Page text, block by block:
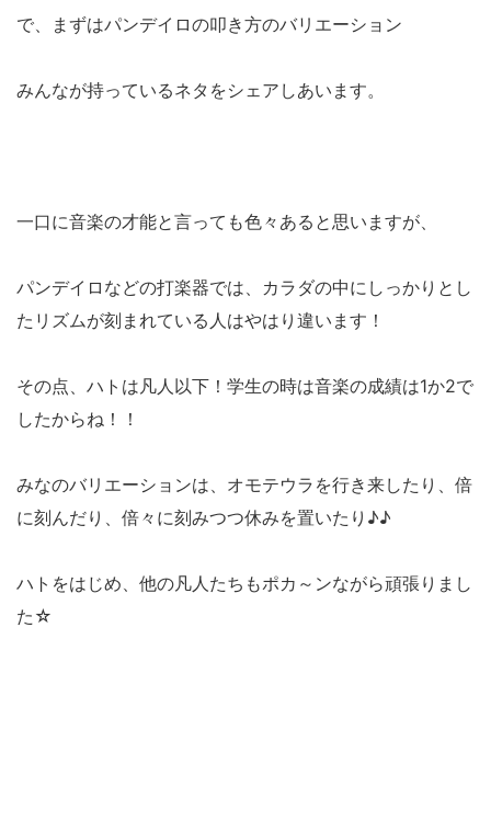
で、まずはパンデイロの叩き方のバリエーション
みんなが持っているネタをシェアしあいます。
一口に音楽の才能と言っても色々あると思いますが、
パンデイロなどの打楽器では、カラダの中にしっかりとし
たリズムが刻まれている人はやはり違います！
その点、ハトは凡人以下！学生の時は音楽の成績は1か2で
したからね！！
みなのバリエーションは、オモテウラを行き来したり、倍
に刻んだり、倍々に刻みつつ休みを置いたり♪♪
ハトをはじめ、他の凡人たちもポカ～ンながら頑張りまし
た☆